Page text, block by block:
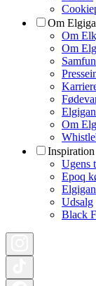
Om
Om
Om
Om
Inspiration
Ugens
Epoq
Udsalg
Black